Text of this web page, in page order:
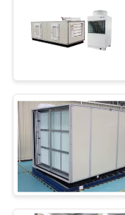
COMPANY
NEWS
КАРТА
САЙТА
PRIVACY
POLICY